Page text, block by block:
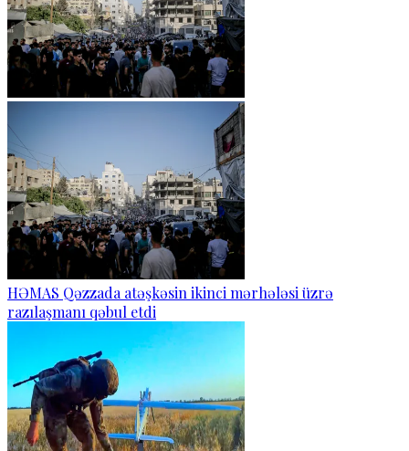
HƏMAS Qəzzada atəşkəsin ikinci mərhələsi üzrə
razılaşmanı qəbul etdi